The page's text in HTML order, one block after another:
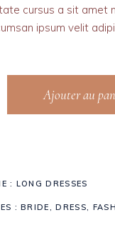
cursus a sit amet
ipsum velit
Ajouter au
: LONG DRESSES
:BRIDE,DRESS,